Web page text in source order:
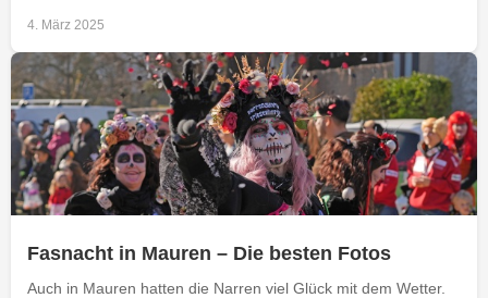
4. März 2025
Fasnacht in Mauren – Die besten Fotos
Auch in Mauren hatten die Narren viel Glück mit dem Wetter.